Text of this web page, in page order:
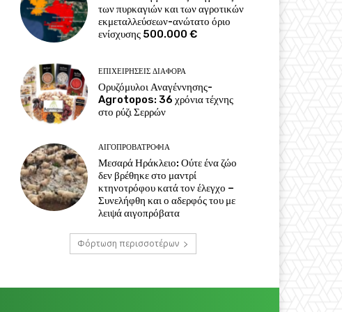
των πυρκαγιών και των αγροτικών
εκμεταλλεύσεων-ανώτατο όριο
ενίσχυσης 500.000 €
ΕΠΙΧΕΙΡΉΣΕΙΣ ΔΙΆΦΟΡΑ
Ορυζόμυλοι Αναγέννησης-
Agrotopos: 36 χρόνια τέχνης
στο ρύζι Σερρών
ΑΙΓΟΠΡΟΒΑΤΡΟΦΊΑ
Μεσαρά Ηράκλειο: Ούτε ένα ζώο
δεν βρέθηκε στο μαντρί
κτηνοτρόφου κατά τον έλεγχο –
Συνελήφθη και ο αδερφός του με
λειψά αιγοπρόβατα
Φόρτωση περισσοτέρων